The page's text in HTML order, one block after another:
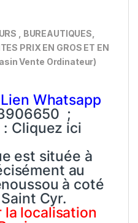
, BUREAUTIQUES,
PRIX EN GROS ET EN
Vente Ordinateur)
Lien Whatsapp
;
Cliquez ici
est située à
au
à coté
Cyr.
la localisation